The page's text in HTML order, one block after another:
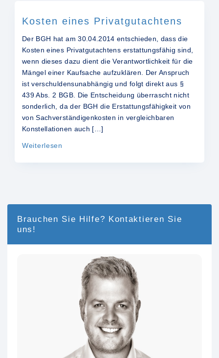
Kosten eines Privatgutachtens
Der BGH hat am 30.04.2014 entschieden, dass die
Kosten eines Privatgutachtens erstattungsfähig sind,
wenn dieses dazu dient die Verantwortlichkeit für die
Mängel einer Kaufsache aufzuklären. Der Anspruch
ist verschuldensunabhängig und folgt direkt aus §
439 Abs. 2 BGB. Die Entscheidung überrascht nicht
sonderlich, da der BGH die Erstattungsfähigkeit von
von Sachverständigenkosten in vergleichbaren
Konstellationen auch […]
Weiterlesen
Brauchen Sie Hilfe? Kontaktieren Sie
uns!